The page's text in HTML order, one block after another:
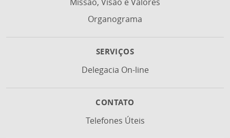
Organograma
SERVIÇOS
Delegacia On-line
CONTATO
Telefones Úteis